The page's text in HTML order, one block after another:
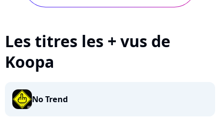
Les titres les + vus de
Koopa
No Trend